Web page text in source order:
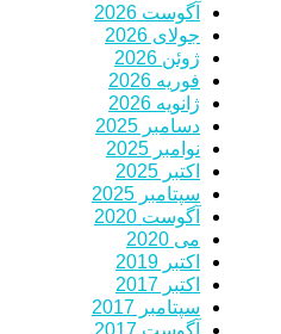
آگوست 2026
جولای 2026
ژوئن 2026
فوریه 2026
ژانویه 2026
دسامبر 2025
نوامبر 2025
اکتبر 2025
سپتامبر 2025
آگوست 2020
می 2020
اکتبر 2019
اکتبر 2017
سپتامبر 2017
آگوست 2017